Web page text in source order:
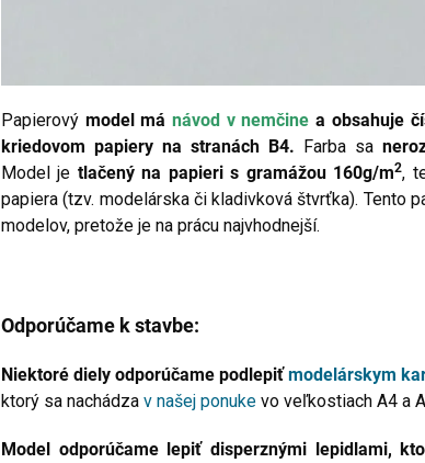
Papierový model mánávod v nemčine a obsahuje
kriedovom papiery na stranách B4. Farba sa
Model je tlačený na papieri s gramážou 160g/m2,
papiera (tzv. modelárska či kladivková štvrťka). Tento
modelov, pretože je na prácu najvhodnejší.
Odporúčame k stavbe:
Niektoré diely odporúčame podlepiť modelárskym
ktorý sa nachádza v našej ponuke vo veľkostiach A4 a
Model odporúčame lepiť disperznými lepidlami,